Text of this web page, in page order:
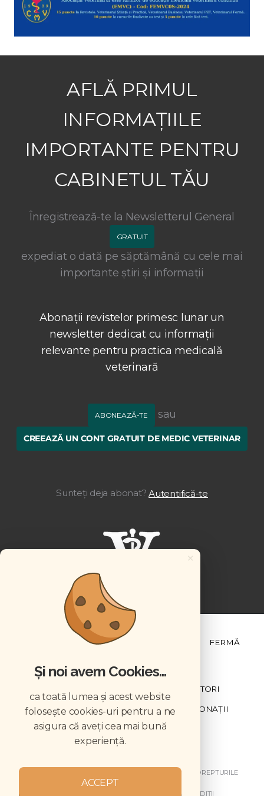
AFLĂ PRIMUL
INFORMAȚIILE
IMPORTANTE PENTRU
CABINETUL TĂU
Înregistrează-te la Newsletterul General
GRATUIT
expediat o dată pe săptămână cu cele mai
importante știri și informații
Abonații revistelor primesc lunar un
newsletter dedicat cu informații
relevante pentru practica medicală
veterinară
ABONEAZĂ-TE sau
CREEAZĂ UN CONT GRATUIT DE MEDIC VETERINAR
Sunteți deja abonat? Autentifică-te
ȘTIINȚĂ ȘI PRACTICĂ FERMĂ
CONTRIBUTORI
DESCĂRCĂRI ACREDITARE CMVRO DONAȚII
CHESTIONAR
COPYRIGHT © 2026 REVISTELE VETERINARUL. TOATE DREPTURILE
REZERVATE.
DESPRE NOI
TERMENI ȘI CONDIȚII
×
Și noi avem Cookies...
ca toată lumea și acest website
folosește cookies-uri pentru a ne
asigura că aveți cea mai bună
experiență.
ACCEPT